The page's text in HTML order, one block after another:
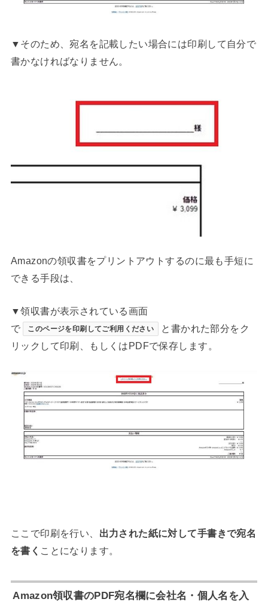
▼そのため、宛名を記載したい場合には印刷して自分で
書かなければなりません。
Amazonの領収書をプリントアウトするのに最も手短に
できる手段は、
▼領収書が表示されている画面
で
このページを印刷してご利用ください
と書かれた部分をク
リックして印刷、もしくはPDFで保存します。
ここで印刷を行い、 出力された紙に対して手書きで宛名
を書く ことになります。
Amazon領収書のPDF宛名欄に会社名・個人名を入